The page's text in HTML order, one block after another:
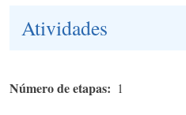
Atividades
Número de etapas 1